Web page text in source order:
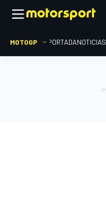
MOTOGP PORTADANOTICIAS